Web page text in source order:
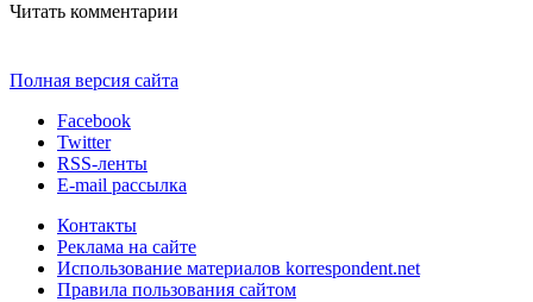
Читать комментарии
Полная версия сайта
Facebook
Twitter
RSS-ленты
E-mail рассылка
Контакты
Реклама на сайте
Использование материалов korrespondent.net
Правила пользования сайтом